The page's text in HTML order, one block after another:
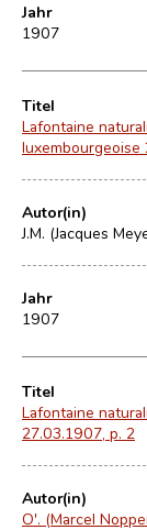
Jahr
1907
Titel
Lafontaine
Autor(in)
J.M. (Jacques
Jahr
1907
Titel
Lafontaine
27.03.1907, p. 2
Autor(in)
O'. (Marcel